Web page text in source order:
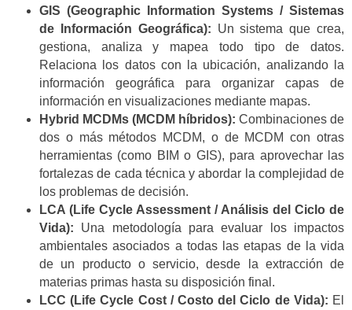
GIS (Geographic Information Systems / Sistemas
de Información Geográfica): Un sistema que crea,
gestiona, analiza y mapea todo tipo de datos.
Relaciona los datos con la ubicación, analizando la
información geográfica para organizar capas de
información en visualizaciones mediante mapas.
Hybrid MCDMs (MCDM híbridos): Combinaciones de
dos o más métodos MCDM, o de MCDM con otras
herramientas (como BIM o GIS), para aprovechar las
fortalezas de cada técnica y abordar la complejidad de
los problemas de decisión.
LCA (Life Cycle Assessment / Análisis del Ciclo de
Vida): Una metodología para evaluar los impactos
ambientales asociados a todas las etapas de la vida
de un producto o servicio, desde la extracción de
materias primas hasta su disposición final.
LCC (Life Cycle Cost / Costo del Ciclo de Vida): El